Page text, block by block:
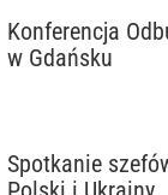
Konferencja
w Gdańsku
Spotkanie